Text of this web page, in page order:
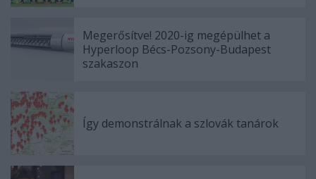
Megerősítve! 2020-ig megépülhet a
Hyperloop Bécs-Pozsony-Budapest
szakaszon
Így demonstrálnak a szlovák tanárok